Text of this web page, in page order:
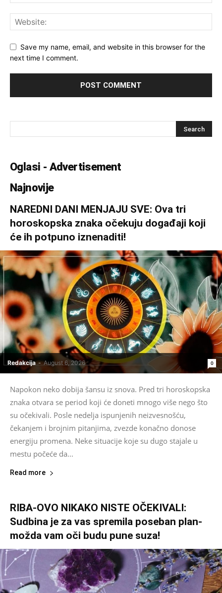
Save my name, email, and website in this browser for the
next time I comment.
Oglasi - Advertisement
Najnovije
NAREDNI DANI MENJAJU SVE: Ova tri
horoskopska znaka očekuju događaji koji
će ih potpuno iznenaditi!
Redakcija - August 6, 2026 0
Napokon neko dobija šansu iz snova. Pred tri horoskopska
znaka otvara se period koji će doneti mnogo više nego što
su očekivali. Posle nedelja ispunjenih neizvesnošću,
čekanjem i brojnim pitanjima, zvezde konačno donose
energiju promena. Neke situacije koje su dugo stajale u
mestu počeće da...
Read more
RIBA-OVO NIKAKO NISTE OČEKIVALI:
Sudbina je za vas spremila poseban plan-
možda vam oči budu pune suza!